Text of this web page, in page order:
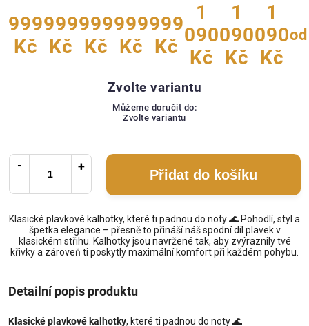
999
Kč
999
Kč
999
Kč
999
Kč
999
Kč
1
090
Kč
1
090
Kč
1
090
Kč
od
Zvolte variantu
Můžeme doručit do:
Zvolte variantu
Přidat do košíku
Klasické plavkové kalhotky, které ti padnou do noty 🌊 Pohodlí, styl a
špetka elegance – přesně to přináší náš spodní díl plavek v
klasickém střihu. Kalhotky jsou navržené tak, aby zvýraznily tvé
křivky a zároveň ti poskytly maximální komfort při každém pohybu.
Detailní popis produktu
Klasické plavkové kalhotky, které ti padnou do noty🌊